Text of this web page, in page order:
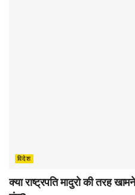
विदेश
क्या राष्ट्रपति मादुरो की तरह